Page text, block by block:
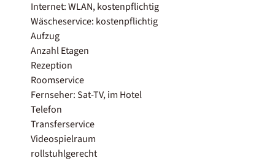
Internet: WLAN, kostenpflichtig
Wäscheservice: kostenpflichtig
Aufzug
Anzahl Etagen
Rezeption
Roomservice
Fernseher: Sat-TV, im Hotel
Telefon
Transferservice
Videospielraum
rollstuhlgerecht